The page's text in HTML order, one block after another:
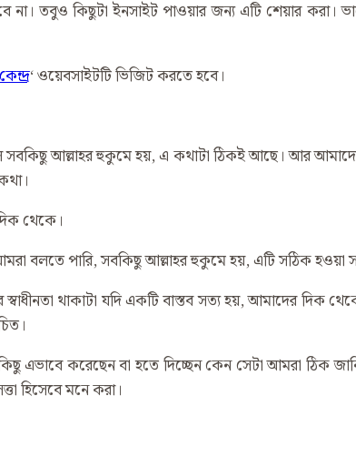
না। তবুও কিছুটা ইনসাইট পাওয়ার জন্য এটি শেয়ার করা।
‘ ওয়েবসাইটটি ভিজিট করতে হবে।
সবকিছু আল্লাহর হুকুমে হয়, এ কথাটা ঠিকই আছে। আর
থেকে।
বলতে পারি, সবকিছু আল্লাহর হুকুমে হয়, এটি সঠিক হওয়া
স্বাধীনতা থাকাটা যদি একটি বাস্তব সত্য হয়, আমাদের দিক
এভাবে করেছেন বা হতে দিচ্ছেন কেন সেটা আমরা ঠিক
হিসেবে মনে করা।